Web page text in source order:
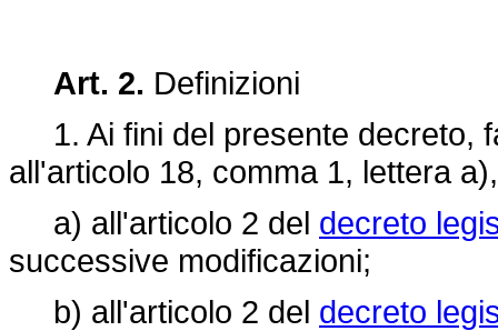
Art. 2. Definizioni
1. Ai fini del presente decreto,
all'articolo 18, comma 1, lettera
a) all'articolo 2 del decreto
successive modificazioni;
b) all'articolo 2 del decreto